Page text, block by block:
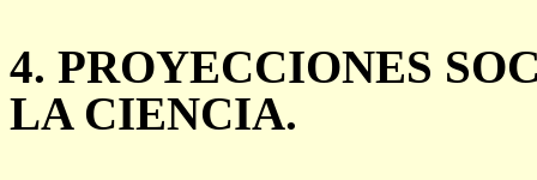
4. PROYECCIONES
LA CIENCIA.